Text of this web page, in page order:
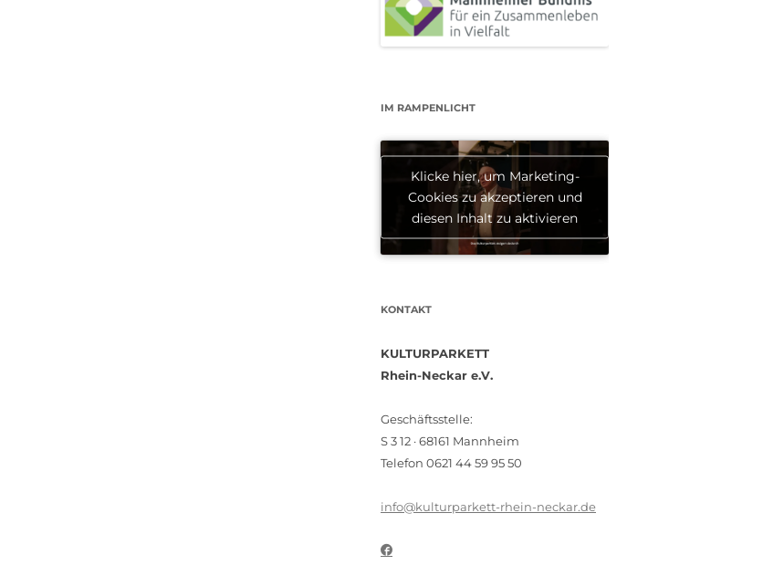
IM RAMPENLICHT
Klicke hier, um Marketing-
Cookies zu akzeptieren und
diesen Inhalt zu aktivieren
KONTAKT
KULTURPARKETT
Rhein-Neckar e.V.
Geschäftsstelle:
S 3 12 · 68161 Mannheim
Telefon 0621 44 59 95 50
info@kulturparkett-rhein-neckar.de